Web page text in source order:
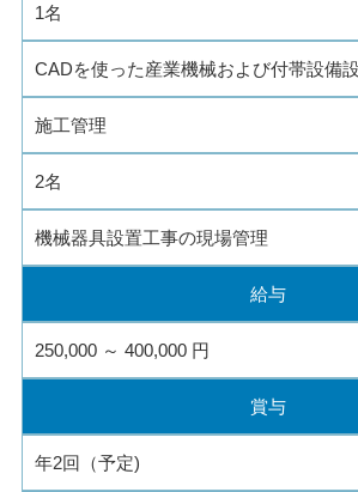
1名
CADを使った産業機械および付帯設備
施工管理
2名
機械器具設置工事の現場管理
給与
250,000 ～ 400,000 円
賞与
年2回（予定)